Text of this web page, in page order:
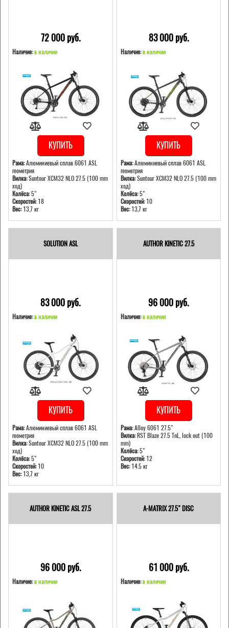
72 000 pуб.
Наличие:в наличии
КУПИТЬ
Рама:Алюминиевый сплав 6061 ASL
геометрия
Вилка:Suntour XCM32 NLO 27.5 (100 mm
ход)
Колёса:5"
Скоростей:18
Вес:13,7 кг
83 000 pуб.
Наличие: в наличии
КУПИТЬ
Рама:Алюминиевый сплав 6061 ASL
геометрия
Вилка:Suntour XCM32 NLO 27.5 (100 mm
ход)
Колёса:5"
Скоростей:10
Вес:13,7 кг
SOLUTION ASL
83 000 pуб.
Наличие:в наличии
КУПИТЬ
Рама:Алюминиевый сплав 6061 ASL
геометрия
Вилка:Suntour XCM32 NLO 27.5 (100 mm
ход)
Колёса:5"
Скоростей:10
Вес:13,7 кг
AUTHOR KINETIC 27.5
96 000 pуб.
Наличие: в наличии
КУПИТЬ
Рама:Alloy 6061 27.5"
Вилка:RST Blaze 27.5 TnL, lock out (100
mm)
Колёса:5"
Скоростей:12
Вес:14.5 кг
AUTHOR KINETIC ASL 27.5
96 000 pуб.
Наличие:в наличии
A-MATRIX 27.5" DISC
61 000 pуб.
Наличие: в наличии